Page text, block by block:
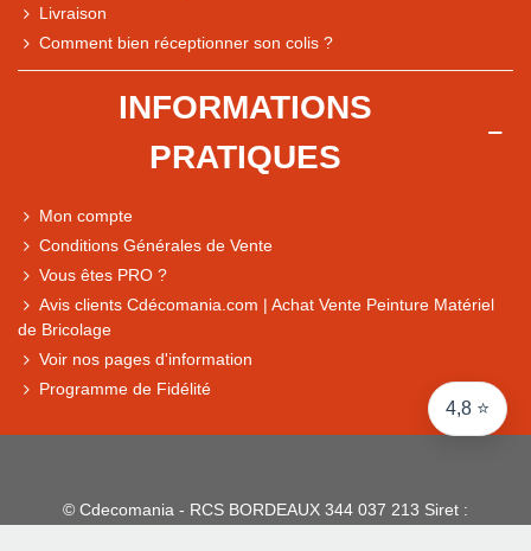
4,8 ⭐
Comparaison des performances du magasin
Express, Chez vous, Point relais, Retrait magasin
Livraison
Comment bien réceptionner son colis ?
INFORMATIONS
PRATIQUES
Mon compte
Conditions Générales de Vente
Vous êtes PRO ?
Avis clients Cdécomania.com | Achat Vente Peinture Matériel
de Bricolage
Voir nos pages d'information
Programme de Fidélité
© Cdecomania - RCS BORDEAUX 344 037 213 Siret :